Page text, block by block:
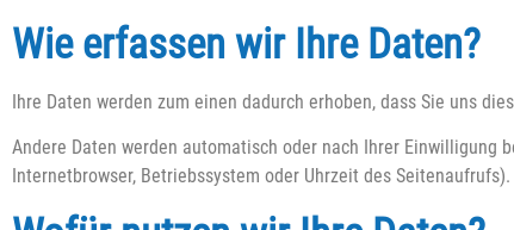
Wie erfassen wir Ihre Daten?
Ihre Daten werden zum einen dadurch erhoben, dass Sie uns
Andere Daten werden automatisch oder nach Ihrer Einwilligung
Internetbrowser, Betriebssystem oder Uhrzeit des